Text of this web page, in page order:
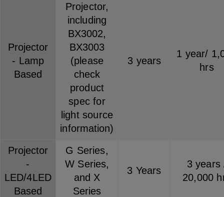
Projector
- Lamp
Based
Projector,
including
BX3002,
BX3003
(please
check
product
spec for
light source
information)
3 years
1 year/
hrs
Projector
-
LED/4LED
Based
G Series,
W Series,
and X
Series
3 Years
3 years
20,000